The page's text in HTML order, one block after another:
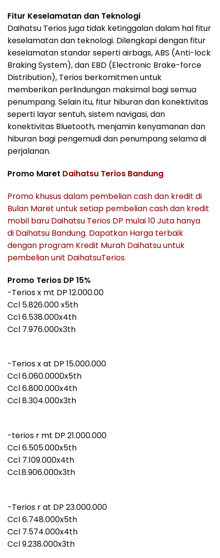
Fitur Keselamatan dan Teknologi
Daihatsu Terios juga tidak ketinggalan dalam hal fitur
keselamatan dan teknologi. Dilengkapi dengan fitur
keselamatan standar seperti airbags, ABS (Anti-lock
Braking System), dan EBD (Electronic Brake-force
Distribution), Terios berkomitmen untuk
memberikan perlindungan maksimal bagi semua
penumpang. Selain itu, fitur hiburan dan konektivitas
seperti layar sentuh, sistem navigasi, dan
konektivitas Bluetooth, menjamin kenyamanan dan
hiburan bagi pengemudi dan penumpang selama di
perjalanan.
Promo Maret Daihatsu Terios Bandung
Promo khusus dalam pembelian cash dan kredit di
Bulan Maret untuk setiap pembelian cash dan kredit
mobil baru Daihatsu Terios DP mulai 10 Juta hanya
di Daihatsu Bandung. Dapatkan Harga terbaik
dengan program Kredit Murah Daihatsuuntuk
pembelian unit DaihatsuTerios.
Promo Terios DP 15%
-Terios x mt DP 12.000.00
Ccl 5.826.000 x5th
Ccl 6.538.000x4th
Ccl 7.976.000x3th
-Terios x at DP 15.000.000
Ccl 6.060.0000x5th
Ccl 6.800.000x4th
Ccl 8.304.000x3th
-terios r mt DP 21.000.000
Ccl 6.505.000x5th
Ccl 7.109.000x4th
Ccl.8.906.000x3th
-Terios r at DP 23.000.000
Ccl 6.748.000x5th
Ccl 7.574.000x4th
Ccl 9.238.000x3th